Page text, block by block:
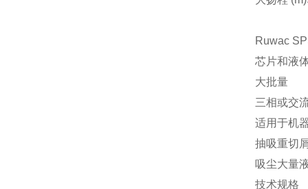
Ruwac
芯片和液
大批量
三相或交
适用于机
抽吸重切
吸尘大量
技术规格